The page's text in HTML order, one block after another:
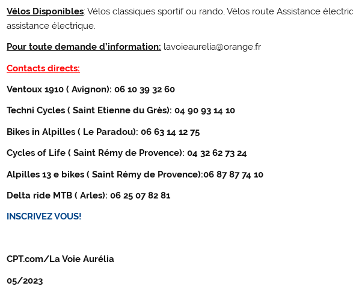
Vélos Disponibles: Vélos classiques sportif ou rando, Vélos route Assistance
assistance électrique.
Pour toute demande d’information: lavoieaurelia@orange.fr
Contacts directs:
Ventoux 1910 ( Avignon): 06 10 39 32 60
Techni Cycles ( Saint Etienne du Grès): 04 90 93 14 10
Bikes in Alpilles ( Le Paradou): 06 63 14 12 75
Cycles of Life ( Saint Rémy de Provence): 04 32 62 73 24
Alpilles 13 e bikes ( Saint Rémy de Provence):06 87 87 74 10
Delta ride MTB ( Arles): 06 25 07 82 81
INSCRIVEZ VOUS!
CPT.com/La Voie Aurélia
05/2023